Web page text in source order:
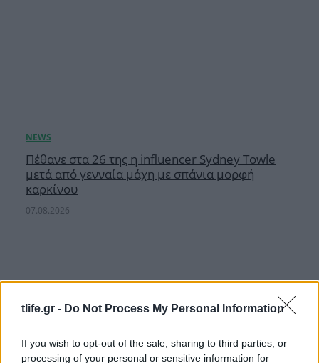
tlife.gr - Do Not Process My Personal Information
If you wish to opt-out of the sale, sharing to third parties, or
processing of your personal or sensitive information for
Πέθανε στα 26 της η influencer Sydney Towle
μετά από γενναία μάχη με σπάνια μορφή
καρκίνου
07.08.2026